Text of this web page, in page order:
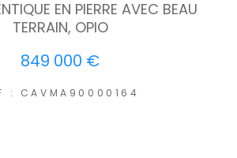
EN PIERRE AVEC BEAU
TERRAIN, OPIO
849 000 €
: CAVMA90000164